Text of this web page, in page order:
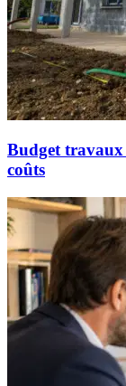
Budget travaux
coûts